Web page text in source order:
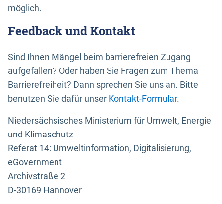
möglich.
Feedback und Kontakt
Sind Ihnen Mängel beim barrierefreien Zugang
aufgefallen? Oder haben Sie Fragen zum Thema
Barrierefreiheit? Dann sprechen Sie uns an. Bitte
benutzen Sie dafür unser Kontakt-Formular.
Niedersächsisches Ministerium für Umwelt, Energie
und Klimaschutz
Referat 14: Umweltinformation, Digitalisierung,
eGovernment
Archivstraße 2
D-30169 Hannover